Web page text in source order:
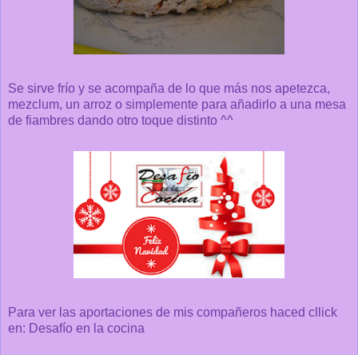
Se sirve frío y se acompaña de lo que más nos apetezca,
mezclum, un arroz o simplemente para añadirlo a una mesa
de fiambres dando otro toque distinto ^^
Para ver las aportaciones de mis compañeros haced cllick
en: Desafío en la cocina